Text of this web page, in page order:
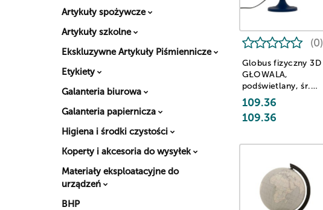
Artykuły spożywcze
Artykuły szkolne
Ekskluzywne Artykuły Piśmiennicze
Etykiety
Galanteria biurowa
Galanteria papiernicza
Higiena i środki czystości
Koperty i akcesoria do wysyłek
Materiały eksploatacyjne do
urządzeń
BHP
Globus fizyczny 3D
GŁOWALA,
podświetlany, śr.
250mm, w pudełku
(0)
109.36
109.36